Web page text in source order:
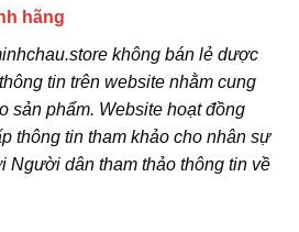
hãng
không bán lẻ dược
tin trên website nhằm cung
sản phẩm. Website hoạt đồng
thông tin tham khảo cho nhân sự
Người dân tham thảo thông tin về